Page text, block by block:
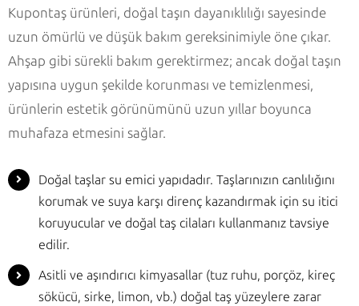
Kupontaş ürünleri, doğal taşın dayanıklılığı sayesinde
uzun ömürlü ve düşük bakım gereksinimiyle öne çıkar.
Ahşap gibi sürekli bakım gerektirmez; ancak doğal taşın
yapısına uygun şekilde korunması ve temizlenmesi,
ürünlerin estetik görünümünü uzun yıllar boyunca
muhafaza etmesini sağlar.
Doğal taşlar su emici yapıdadır. Taşlarınızın canlılığını
korumak ve suya karşı direnç kazandırmak için su itici
koruyucular ve doğal taş cilaları kullanmanız tavsiye
edilir.
Asitli ve aşındırıcı kimyasallar (tuz ruhu, porçöz, kireç
sökücü, sirke, limon, vb.) doğal taş yüzeylere zarar